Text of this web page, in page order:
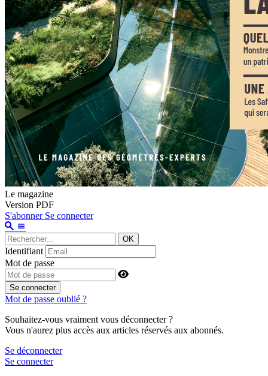
Le magazine
Version PDF
S'abonner Se connecter
OK
Identifiant
Mot de passe
Se connecter
Mot de passe oublié ?
Souhaitez-vous vraiment vous déconnecter ?
Vous n'aurez plus accès aux articles réservés aux abonnés.
Se déconnecter
Se connecter